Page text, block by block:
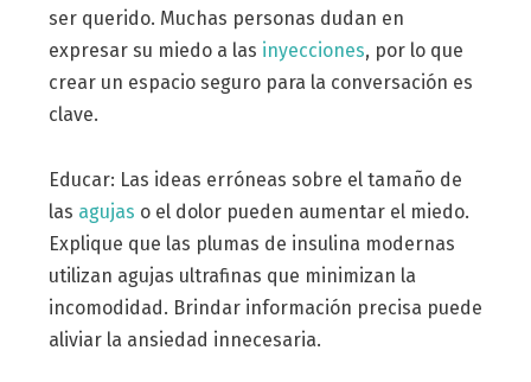
ser querido. Muchas personas dudan en
expresar su miedo a las inyecciones, por lo que
crear un espacio seguro para la conversación es
clave.
Educar: Las ideas erróneas sobre el tamaño de
las agujas o el dolor pueden aumentar el miedo.
Explique que las plumas de insulina modernas
utilizan agujas ultrafinas que minimizan la
incomodidad. Brindar información precisa puede
aliviar la ansiedad innecesaria.